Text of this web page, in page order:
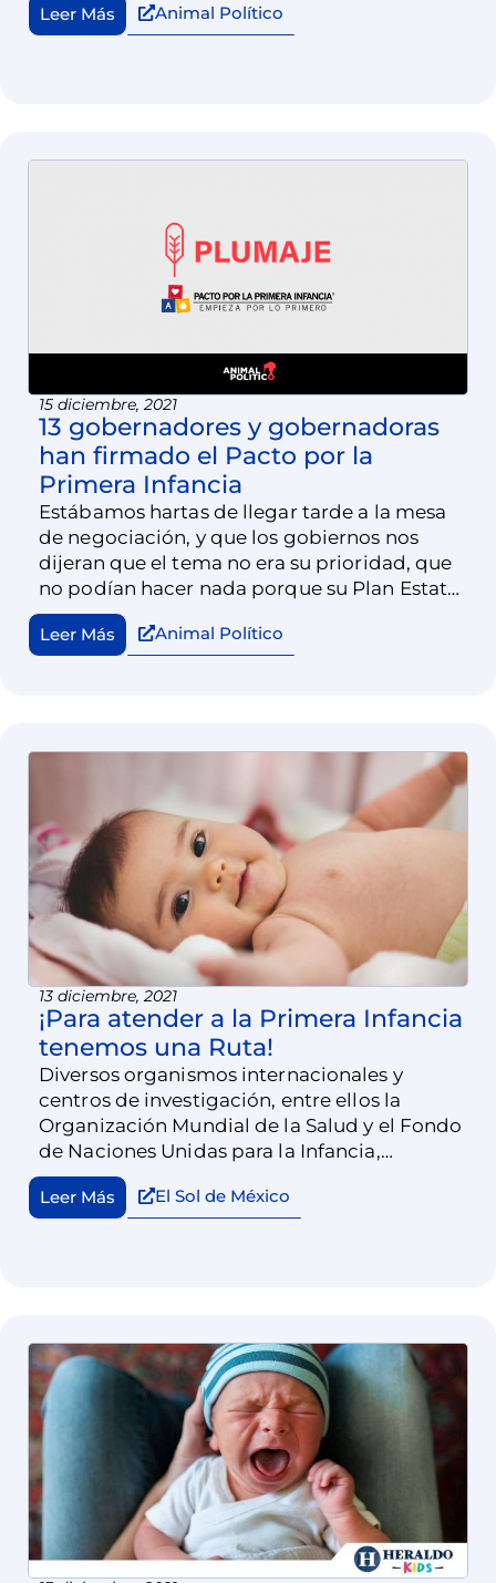
Leer Más Animal Político
15 diciembre, 2021
13 gobernadores y gobernadoras
han firmado el Pacto por la
Primera Infancia
Estábamos hartas de llegar tarde a la mesa
de negociación, y que los gobiernos nos
dijeran que el tema no era su prioridad, que
no podían hacer nada porque su Plan Estatal
de Desarrollo y sus programas sectoriales,
especiales o institucionales no lo
Leer Más Animal Político
13 diciembre, 2021
¡Para atender a la Primera Infancia
tenemos una Ruta!
Diversos organismos internacionales y
centros de investigación, entre ellos la
Organización Mundial de la Salud y el Fondo
de Naciones Unidas para la Infancia,
desarrollaron el marco conceptual del
cuidado cariñoso y sensible que justo busca
Leer Más El Sol de México